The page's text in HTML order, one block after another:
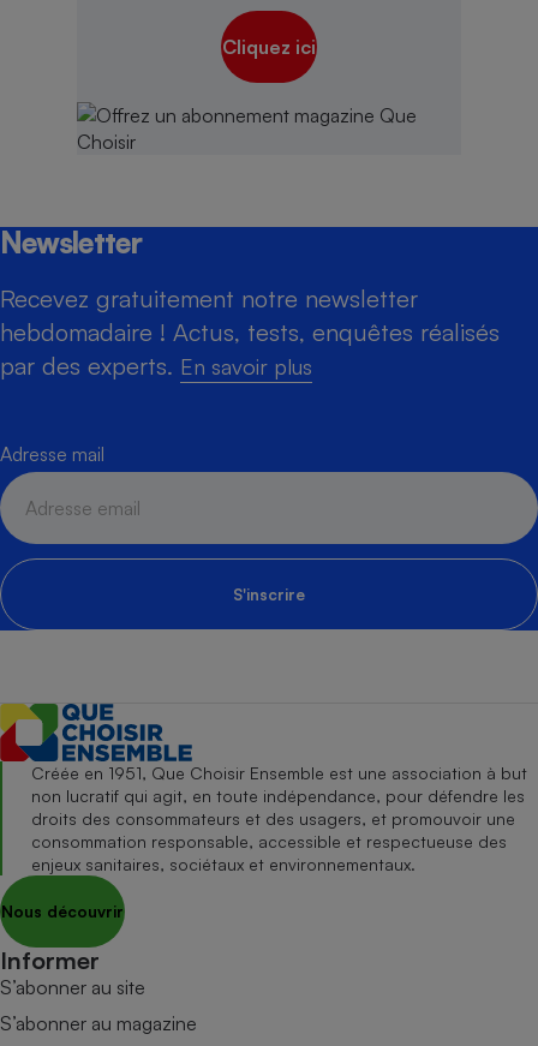
Cliquez ici
Newsletter
Recevez gratuitement notre newsletter
hebdomadaire ! Actus, tests, enquêtes réalisés
par des experts. En savoir plus
Adresse mail
S'inscrire
Créée en 1951, Que Choisir Ensemble est une association à but
non lucratif qui agit, en toute indépendance, pour défendre les
droits des consommateurs et des usagers, et promouvoir une
consommation responsable, accessible et respectueuse des
enjeux sanitaires, sociétaux et environnementaux.
Nous découvrir
Informer
S’abonner au site
S’abonner au magazine